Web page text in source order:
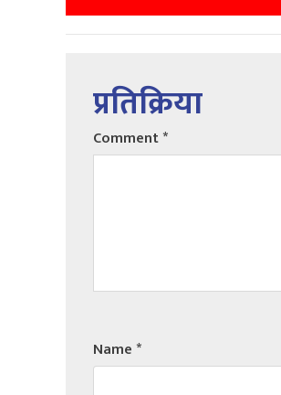
प्रतिक्रिया
Comment*
Name*